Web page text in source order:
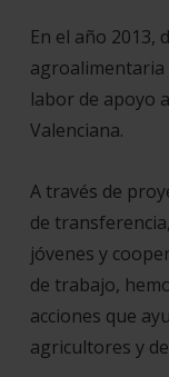
En el año 2013,
agroalimentaria
labor de apoyo
Valenciana.
A través de
de
jóvenes y
de trabajo,
acciones que
agricultores y